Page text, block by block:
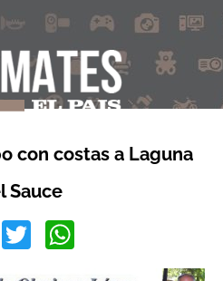
con costas a Laguna
Sauce
Facebook
Twitter